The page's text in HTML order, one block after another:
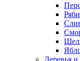
Деревья